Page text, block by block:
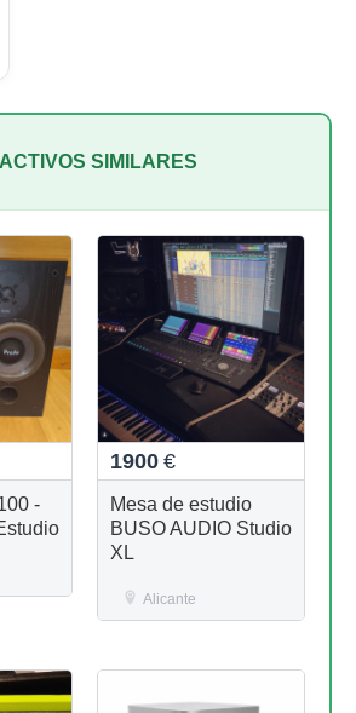
SIMILARES
-
1900 €
Mesa de estudio
BUSO AUDIO Studio
XL
Alicante